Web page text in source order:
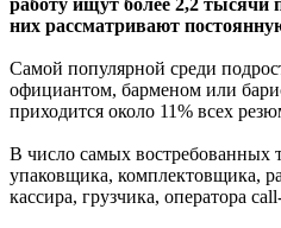
работу ищут более 2,2 тысячи
них рассматривают
Самой популярной среди
официантом, барменом или
приходится около 11% всех
В число самых востребованных
упаковщика, комплектовщика,
кассира, грузчика, оператора